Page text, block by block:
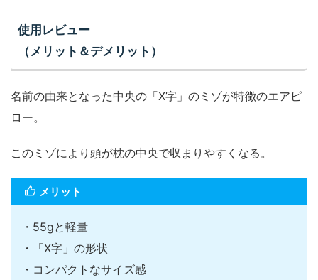
使用レビュー
（メリット＆デメリット）
名前の由来となった中央の「X字」のミゾが特徴のエアピ
ロー。
このミゾにより頭が枕の中央で収まりやすくなる。
メリット
・55gと軽量
・「X字」の形状
・コンパクトなサイズ感